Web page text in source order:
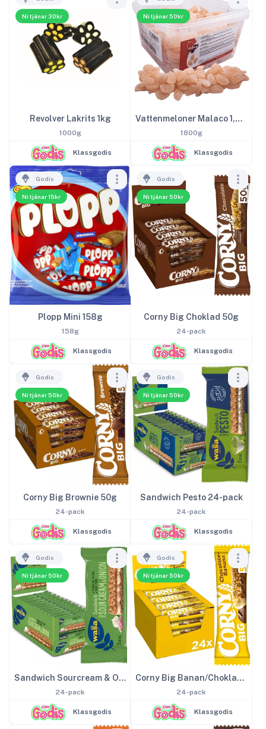
Ni tjänar 30kr
Revolver Lakrits 1kg
1000g
Klassgodis
Ni tjänar 50kr
Vattenmeloner Malaco 1,8kg
1800g
Klassgodis
Ni tjänar 15kr
Godis
Plopp Mini 158g
158g
Klassgodis
Ni tjänar 50kr
Godis
Corny Big Choklad 50g
24-pack
Klassgodis
Ni tjänar 50kr
Godis
Corny Big Brownie 50g
24-pack
Klassgodis
Ni tjänar 50kr
Godis
Sandwich Pesto 24-pack
24-pack
Klassgodis
Ni tjänar 50kr
Godis
Sandwich Sourcream & Onion
24-pack
Klassgodis
Ni tjänar 50kr
Godis
Corny Big Banan/Choklad 50g
24-pack
Klassgodis